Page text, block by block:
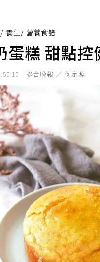
/ 養生/ 營養食譜
蛋糕 甜點控
聯合晚報 ／ 何定照